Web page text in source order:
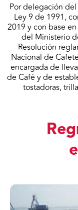
Por delegación
Ley 9 de 1991,
2019 y con base
del Ministerio
Resolución
Nacional de
encargada de
de Café y de
tostadoras,